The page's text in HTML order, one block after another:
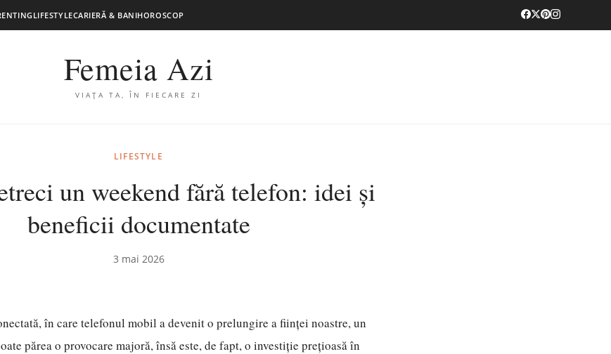
LIFESTYLECARIERĂ & BANIHOROSCOP
Femeia Azi
VIAȚA TA, ÎN FIECARE ZI
LIFESTYLE
un weekend fără telefon: idei și
beneficii documentate
3 mai 2026
în care telefonul mobil a devenit o prelungire a ființei noastre, un
părea o provocare majoră, însă este, de fapt, o investiție prețioasă în